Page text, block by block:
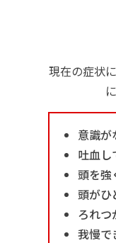
現在の症状
意識が
吐血し
頭を強
頭がひ
ろれつ
我慢で